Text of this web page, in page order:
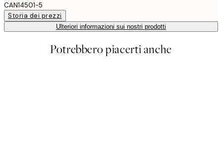
CAN14501-5
Storia dei prezzi
Ulteriori informazioni sui nostri prodotti
Potrebbero piacerti anche